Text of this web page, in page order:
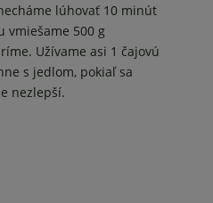
lúhovať 10 minút
vmiešame 500 g
Užívame asi 1 čajovú
s jedlom, pokiaľ sa
nezlepší.